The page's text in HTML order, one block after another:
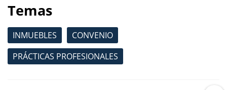
Temas
INMUEBLES
CONVENIO
PRÁCTICAS PROFESIONALES